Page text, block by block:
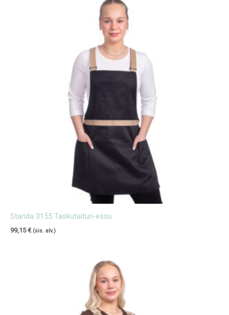
Standa 3155 Taskutaituri-essu
99,15€ (sis. alv.)